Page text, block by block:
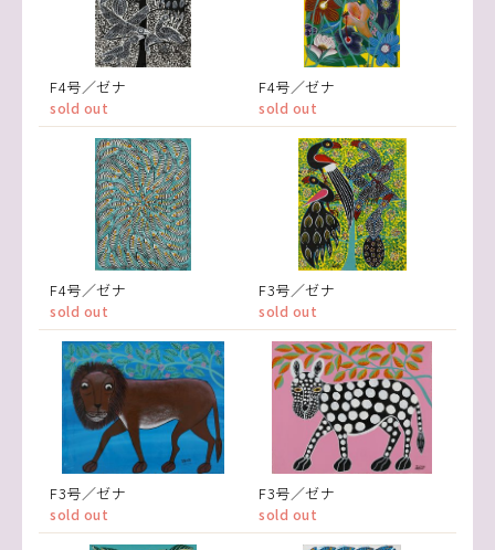
F4号／ゼナ
sold out
F4号／ゼナ
sold out
F4号／ゼナ
sold out
F3号／ゼナ
sold out
F3号／ゼナ
sold out
F3号／ゼナ
sold out